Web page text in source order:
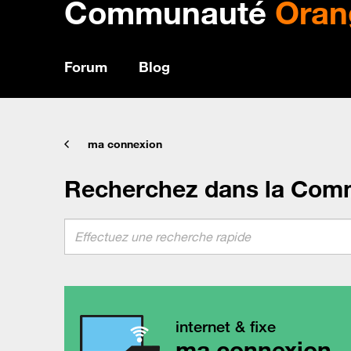
Communauté
Forum Blog
ma connexion
Recherchez dans la
internet & fixe